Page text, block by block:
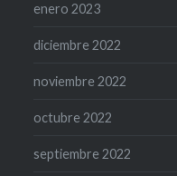
enero 2023
diciembre 2022
noviembre 2022
octubre 2022
septiembre 2022